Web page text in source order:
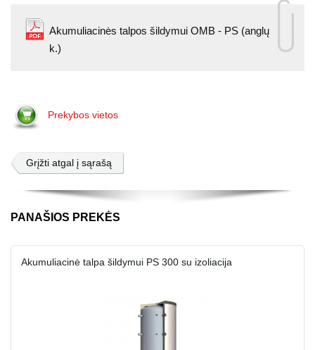
Akumuliacinės talpos šildymui OMB - PS (anglų
k.)
Prekybos vietos
Grįžti atgal į sąrašą
PANAŠIOS PREKĖS
Akumuliacinė talpa šildymui PS 300 su izoliacija